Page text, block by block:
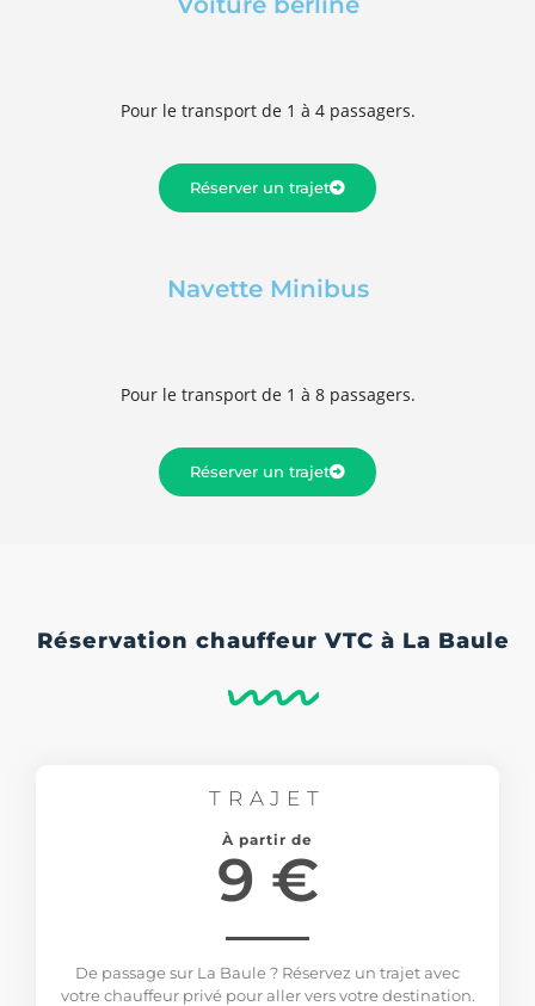
Pour le transport de 1 à 4 passagers.
Réserver un trajet
Navette Minibus
Pour le transport de 1 à 8 passagers.
Réserver un trajet
Réservation chauffeur VTC à La Baule
TRAJET
À partir de
9 €
De passage sur La Baule ? Réservez un trajet avec
votre chauffeur privé pour aller vers votre destination.